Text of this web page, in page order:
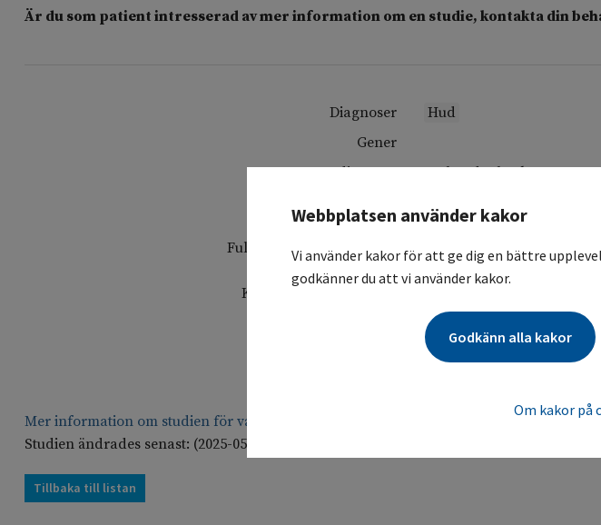
Är du som patient intresserad av mer information om en studie, kontakta din
Diagnoser
Hud
Gener
Studienamn
avslutad_CheckMate 238,
En randomiserad
tilläggsbehandling efter
Fullständig protokollstitel
A Phase 3,
complete-Resection of
Koordinerande sjukhus
En randomiserad
på återfallsfri överlevnad
tolerans för de två
Mer information om studien för vårdgivare
Studien ändrades senast: (2025-05-05)
Tillbaka till listan
Webbplatsen använder kakor
Vi använder kakor för att ge dig en bättre
godkänner du att vi använder kakor.
Godkänn alla kakor
Om kakor på